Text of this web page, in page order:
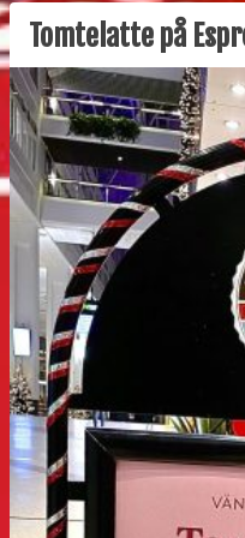
Tomtelatte på